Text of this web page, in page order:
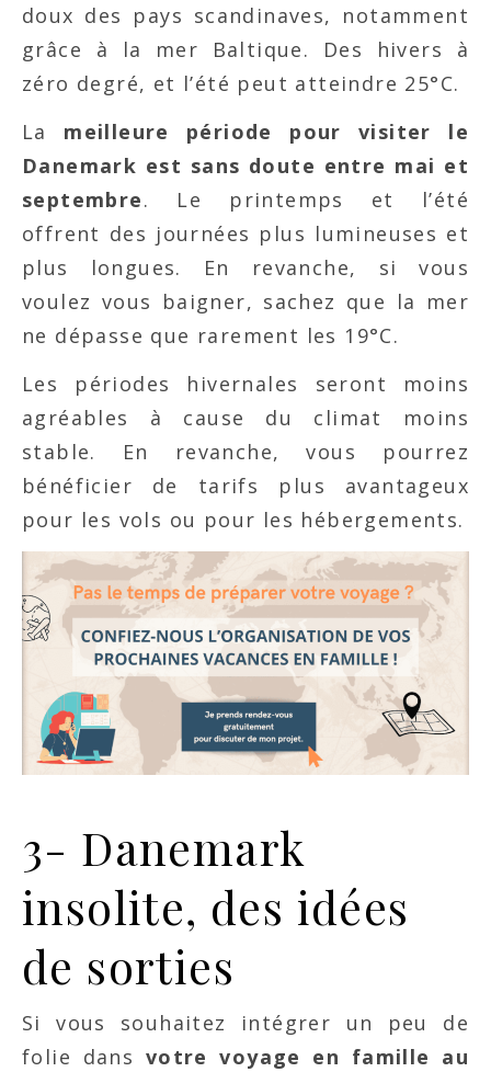
doux des pays scandinaves, notamment
grâce à la mer Baltique. Des hivers à
zéro degré, et l’été peut atteindre 25°C.
La meilleure période pour visiter le
Danemark est sans doute entre mai et
septembre. Le printemps et l’été
offrent des journées plus lumineuses et
plus longues. En revanche, si vous
voulez vous baigner, sachez que la mer
ne dépasse que rarement les 19°C.
Les périodes hivernales seront moins
agréables à cause du climat moins
stable. En revanche, vous pourrez
bénéficier de tarifs plus avantageux
pour les vols ou pour les hébergements.
3- Danemark
insolite, des idées
de sorties
Si vous souhaitez intégrer un peu de
folie dans votre voyage en famille au